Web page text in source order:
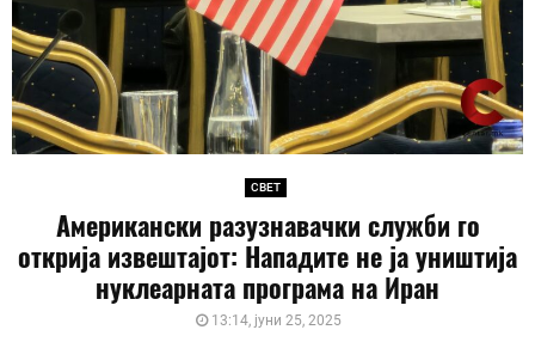
СВЕТ
Американски разузнавачки служби го
открија извештајот: Нападите не ја уништија
нуклеарната програма на Иран
13:14, јуни 25, 2025